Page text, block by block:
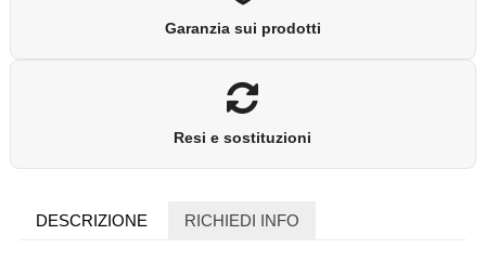
Garanzia sui prodotti
Resi e sostituzioni
DESCRIZIONE RICHIEDI INFO